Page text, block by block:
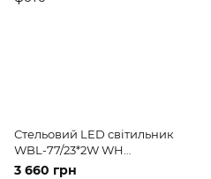
Стельовий LED світильник
WBL-77/23*2W WH
WW+NW+CW
3 660 грн